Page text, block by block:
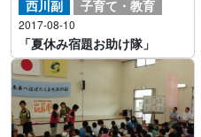
西川副 子育て・教育
2017-08-10
「夏休み宿題お助け隊」